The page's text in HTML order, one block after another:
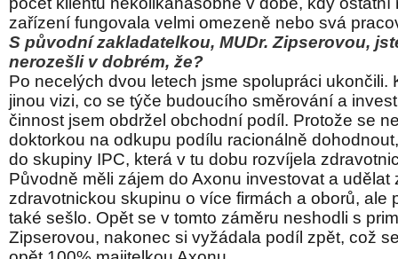
zařízení fungovala velmi omezeně nebo svá
S původní zakladatelkou, MUDr. Zipserovou,
nerozešli v dobrém, že?
Po necelých dvou letech jsme spolupráci ukončili.
jinou vizi, co se týče budoucího směrování a
činnost jsem obdržel obchodní podíl. Protože se
doktorkou na odkupu podílu racionálně
do skupiny IPC, která v tu dobu rozvíjela
Původně měli zájem do Axonu investovat a udělat
zdravotnickou skupinu o více firmách a oborů, ale
také sešlo. Opět se v tomto záměru neshodli s
Zipserovou, nakonec si vyžádala podíl zpět, což